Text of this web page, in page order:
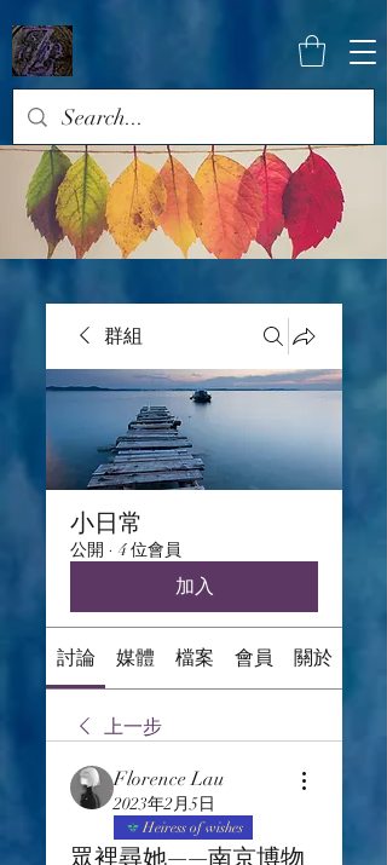
群組
小日常
公開 · 4 位會員
加入
討論 媒體 檔案 會員 關於
上一步
Florence Lau
2023年2月5日
Heiress of wishes
眾裡尋她——南京博物